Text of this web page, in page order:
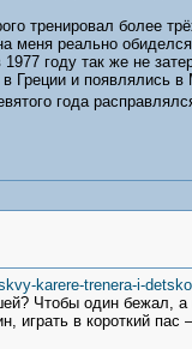
тренировал более
меня реально
году так же не
Греции и появлялись в
года
karere-trenera-i-
Чтобы один бежал,
в короткий пас